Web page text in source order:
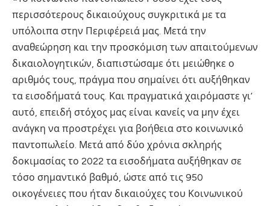
περισσότερους δικαιούχους συγκριτικά με τα
υπόλοιπα στην Περιφέρειά μας. Μετά την
αναθεώρηση και την προσκόμιση των απαιτούμενων
δικαιολογητικών, διαπιστώσαμε ότι μειώθηκε ο
αριθμός τους, πράγμα που σημαίνει ότι αυξήθηκαν
τα εισοδήματά τους. Και πραγματικά χαιρόμαστε γι’
αυτό, επειδή στόχος μας είναι κανείς να μην έχει
ανάγκη να προστρέχει για βοήθεια στο κοινωνικό
παντοπωλείο. Μετά από δύο χρόνια σκληρής
δοκιμασίας το 2022 τα εισοδήματα αυξήθηκαν σε
τόσο σημαντικό βαθμό, ώστε από τις 950
οικογένειες που ήταν δικαιούχες του Κοινωνικού